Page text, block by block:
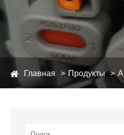
Главная Продукты